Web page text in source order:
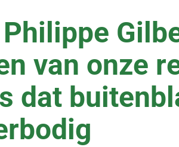
Philippe
van onze
dat